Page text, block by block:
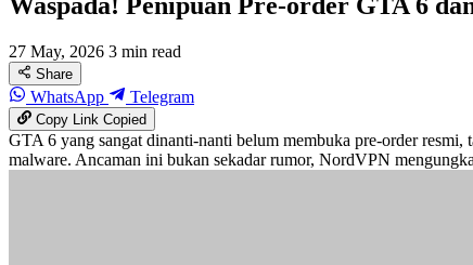
27 May, 2026 3 min read
Share
WhatsApp Telegram
Copy LinkCopied
GTA 6 yang sangat dinanti-nanti belum membuka pre-order resmi,
malware. Ancaman ini bukan sekadar rumor, NordVPN